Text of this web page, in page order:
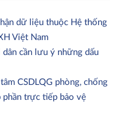
dữ liệu thuộc Hệ thống
Việt Nam
cần lưu ý những dấu
CSDLQG phòng, chống
phần trực tiếp bảo vệ